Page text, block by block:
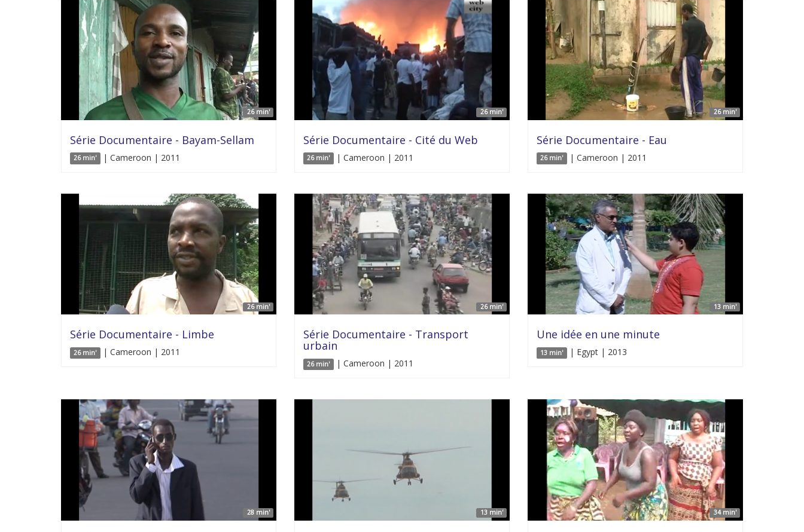
26 min'
Série Documentaire - Bayam-Sellam
26 min' | Cameroon | 2011
26 min'
Série Documentaire - Cité du Web
26 min' | Cameroon | 2011
26 min'
Série Documentaire - Eau
26 min' | Cameroon | 2011
26 min'
Série Documentaire - Limbe
26 min' | Cameroon | 2011
26 min'
Série Documentaire - Transport
urbain
26 min' | Cameroon | 2011
13 min'
Une idée en une minute
13 min' | Egypt | 2013
28 min' 13 min' 34 min'